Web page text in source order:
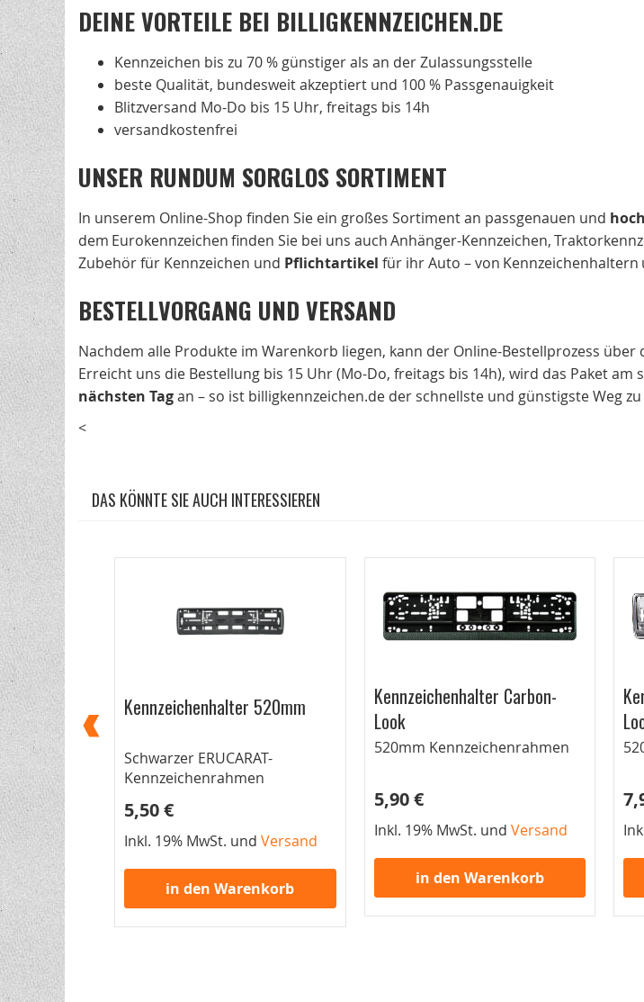
DEINE VORTEILE BEI BILLIGKENNZEICHEN.DE
Kennzeichen bis zu 70 % günstiger als an der Zulassungsstelle
beste Qualität, bundesweit akzeptiert und 100 % Passgenauigkeit
Blitzversand Mo-Do bis 15 Uhr, freitags bis 14h
versandkostenfrei
UNSER RUNDUM SORGLOS SORTIMENT
In unserem Online-Shop finden Sie ein großes Sortiment an passgenauen und
dem Eurokennzeichen finden Sie bei uns auch Anhänger-Kennzeichen,
Zubehör für Kennzeichen und Pflichtartikel für ihr Auto – von
BESTELLVORGANG UND VERSAND
Nachdem alle Produkte im Warenkorb liegen, kann der Online-Bestellprozess
Erreicht uns die Bestellung bis 15 Uhr (Mo-Do, freitags bis 14h), wird das Paket
nächsten Tagan – so ist billigkennzeichen.de der schnellste und günstigste Weg
<
DAS KÖNNTE SIE AUCH INTERESSIEREN
Versand
Kennzeichenhalter 520mm
Schwarzer ERUCARAT-
Kennzeichenrahmen
5,50 €
Inkl. 19% MwSt. und Versand
in den Warenkorb
Kennzeichenhalter Carbon-
Look
520mm Kennzeichenrahmen
5,90 €
Inkl. 19% MwSt. und Versand
in den Warenkorb